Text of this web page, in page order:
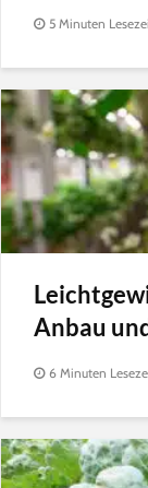
5 Minuten
Anbau
6 Minuten